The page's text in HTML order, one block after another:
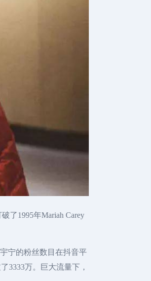
了1995年Mariah Carey
宁的粉丝数目在抖音平
3333万。巨大流量下，